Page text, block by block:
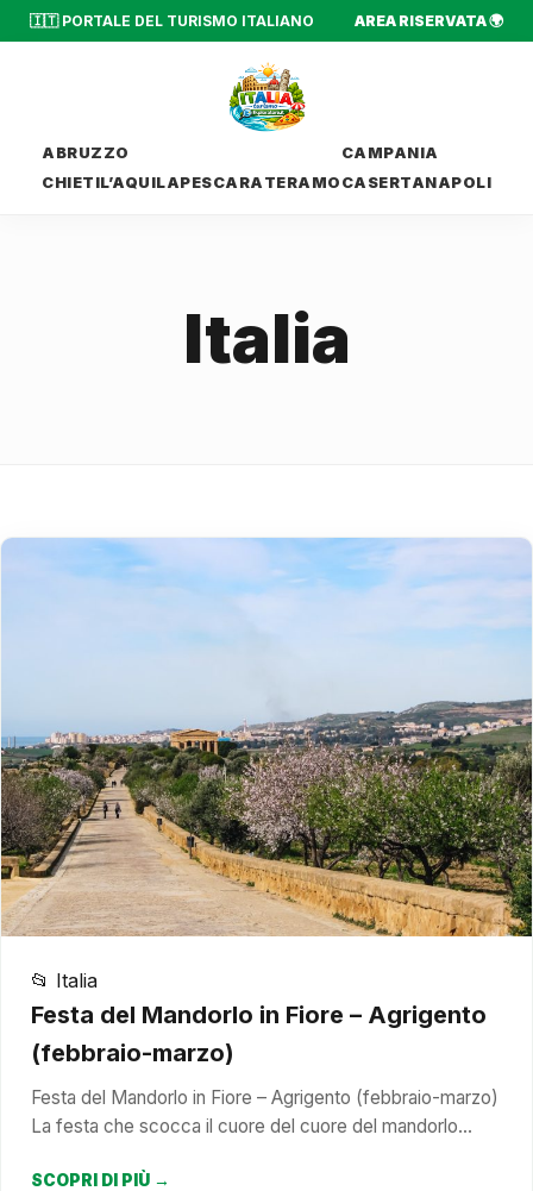
🇮🇹 PORTALE DEL TURISMO ITALIANO AREA RISERVATA 🌍
ABRUZZO
CHIETIL’AQUILAPESCARA TERAMO
CAMPANIA
CASERTANAPOLI
Italia
📂 Italia
Festa del Mandorlo in Fiore – Agrigento
(febbraio-marzo)
Festa del Mandorlo in Fiore – Agrigento (febbraio-marzo)
La festa che scocca il cuore del cuore del mandorlo…
SCOPRI DI PIÙ →